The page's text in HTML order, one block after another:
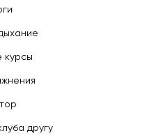
курсы
другу